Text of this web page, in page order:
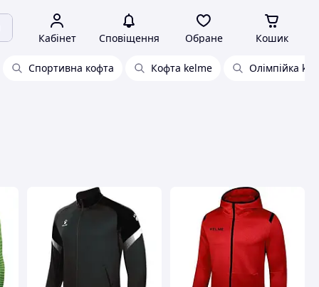
Кабінет Сповіщення Обране Кошик
Спортивна кофта Кофта kelme Олімпійка